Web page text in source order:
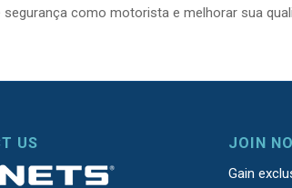
como motorista e melhorar sua
US JOIN
Gain